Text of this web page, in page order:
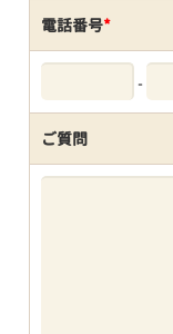
電話番号*
-
ご質問